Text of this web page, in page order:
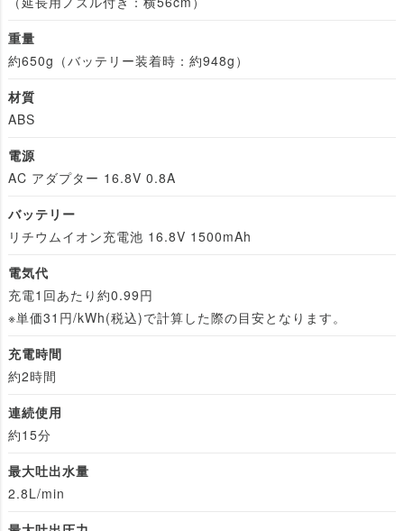
重量
約650g（バッテリー装着時：約948g）
材質
ABS
電源
AC アダプター 16.8V 0.8A
バッテリー
リチウムイオン充電池 16.8V 1500mAh
電気代
充電1回あたり約0.99円
※単価31円/kWh(税込)で計算した際の目安となります。
充電時間
約2時間
連続使用
約15分
最大吐出水量
2.8L/min